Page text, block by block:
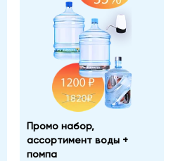
Промо набор,
ассортимент воды +
помпа